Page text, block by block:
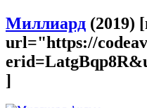
Миллиард (2019)
url="https://
]